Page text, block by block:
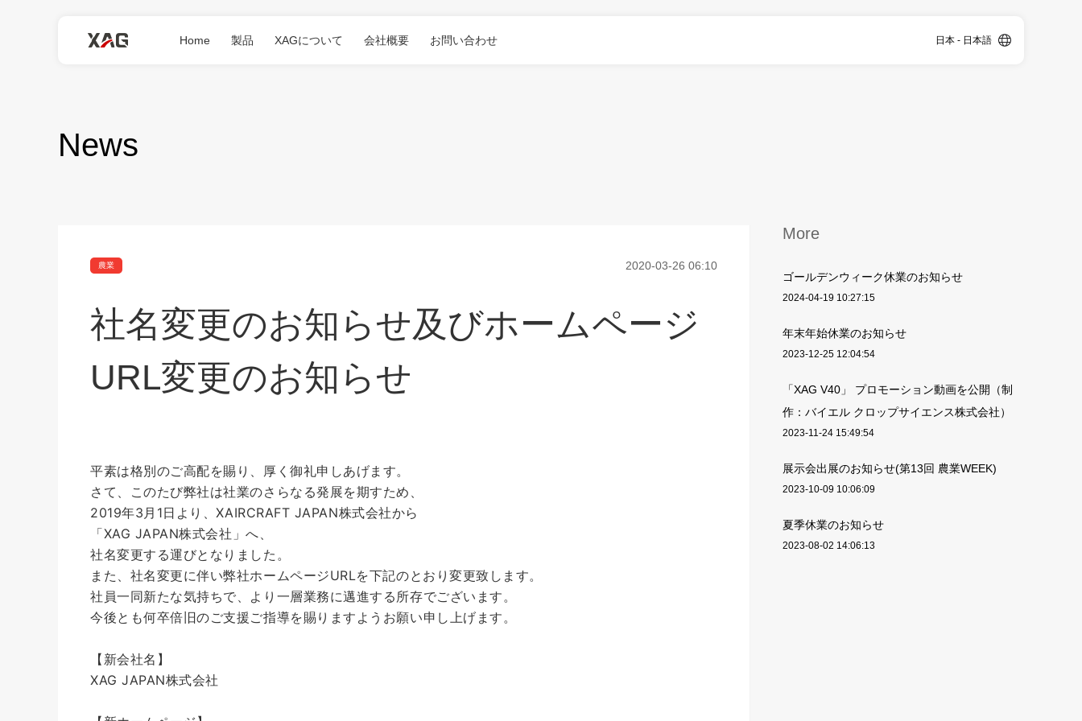
Home 製品 XAGについて 会社概要 お問い合わせ 日本 - 日本語
News
農業 2020-03-26 06:10
社名変更のお知らせ及びホームページ
URL変更のお知らせ
平素は格別のご高配を賜り、厚く御礼申しあげます。
さて、このたび弊社は社業のさらなる発展を期すため、
2019年3月1日より、XAIRCRAFT JAPAN株式会社から
「XAG JAPAN株式会社」へ、
社名変更する運びとなりました。
また、社名変更に伴い弊社ホームページURLを下記のとおり変更致します。
社員一同新たな気持ちで、より一層業務に邁進する所存でございます。
今後とも何卒倍旧のご支援ご指導を賜りますようお願い申し上げます。
【新会社名】
XAG JAPAN株式会社
More
ゴールデンウィーク休業のお知らせ
2024-04-19 10:27:15
年末年始休業のお知らせ
2023-12-25 12:04:54
「XAG V40」 プロモーション動画を公開（制
作：バイエル クロップサイエンス株式会社）
2023-11-24 15:49:54
展示会出展のお知らせ(第13回 農業WEEK)
2023-10-09 10:06:09
夏季休業のお知らせ
2023-08-02 14:06:13